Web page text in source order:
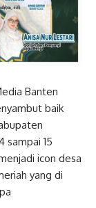
Banten
baik
sampai 15
icon desa
yang di